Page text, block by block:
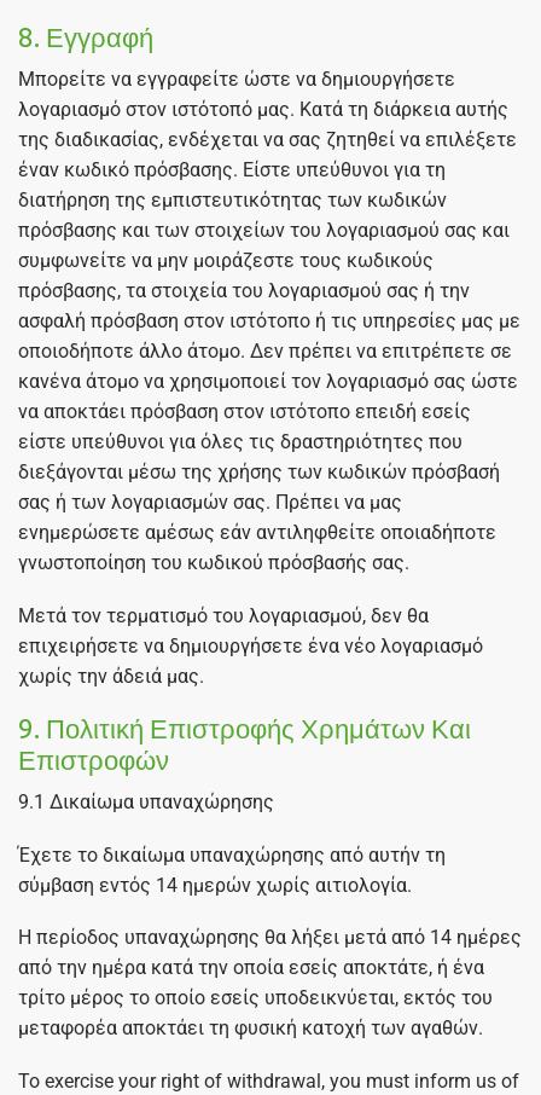
8. Εγγραφή
Μπορείτε να εγγραφείτε ώστε να δημιουργήσετε
λογαριασμό στον ιστότοπό μας. Κατά τη διάρκεια αυτής
της διαδικασίας, ενδέχεται να σας ζητηθεί να επιλέξετε
έναν κωδικό πρόσβασης. Είστε υπεύθυνοι για τη
διατήρηση της εμπιστευτικότητας των κωδικών
πρόσβασης και των στοιχείων του λογαριασμού σας και
συμφωνείτε να μην μοιράζεστε τους κωδικούς
πρόσβασης, τα στοιχεία του λογαριασμού σας ή την
ασφαλή πρόσβαση στον ιστότοπο ή τις υπηρεσίες μας με
οποιοδήποτε άλλο άτομο. Δεν πρέπει να επιτρέπετε σε
κανένα άτομο να χρησιμοποιεί τον λογαριασμό σας ώστε
να αποκτάει πρόσβαση στον ιστότοπο επειδή εσείς
είστε υπεύθυνοι για όλες τις δραστηριότητες που
διεξάγονται μέσω της χρήσης των κωδικών πρόσβασή
σας ή των λογαριασμών σας. Πρέπει να μας
ενημερώσετε αμέσως εάν αντιληφθείτε οποιαδήποτε
γνωστοποίηση του κωδικού πρόσβασής σας.
Μετά τον τερματισμό του λογαριασμού, δεν θα
επιχειρήσετε να δημιουργήσετε ένα νέο λογαριασμό
χωρίς την άδειά μας.
9. Πολιτική Επιστροφής Χρημάτων Και
Επιστροφών
9.1 Δικαίωμα υπαναχώρησης
Έχετε το δικαίωμα υπαναχώρησης από αυτήν τη
σύμβαση εντός 14 ημερών χωρίς αιτιολογία.
Η περίοδος υπαναχώρησης θα λήξει μετά από 14 ημέρες
από την ημέρα κατά την οποία εσείς αποκτάτε, ή ένα
τρίτο μέρος το οποίο εσείς υποδεικνύεται, εκτός του
μεταφορέα αποκτάει τη φυσική κατοχή των αγαθών.
To exercise your right of withdrawal, you must inform us of